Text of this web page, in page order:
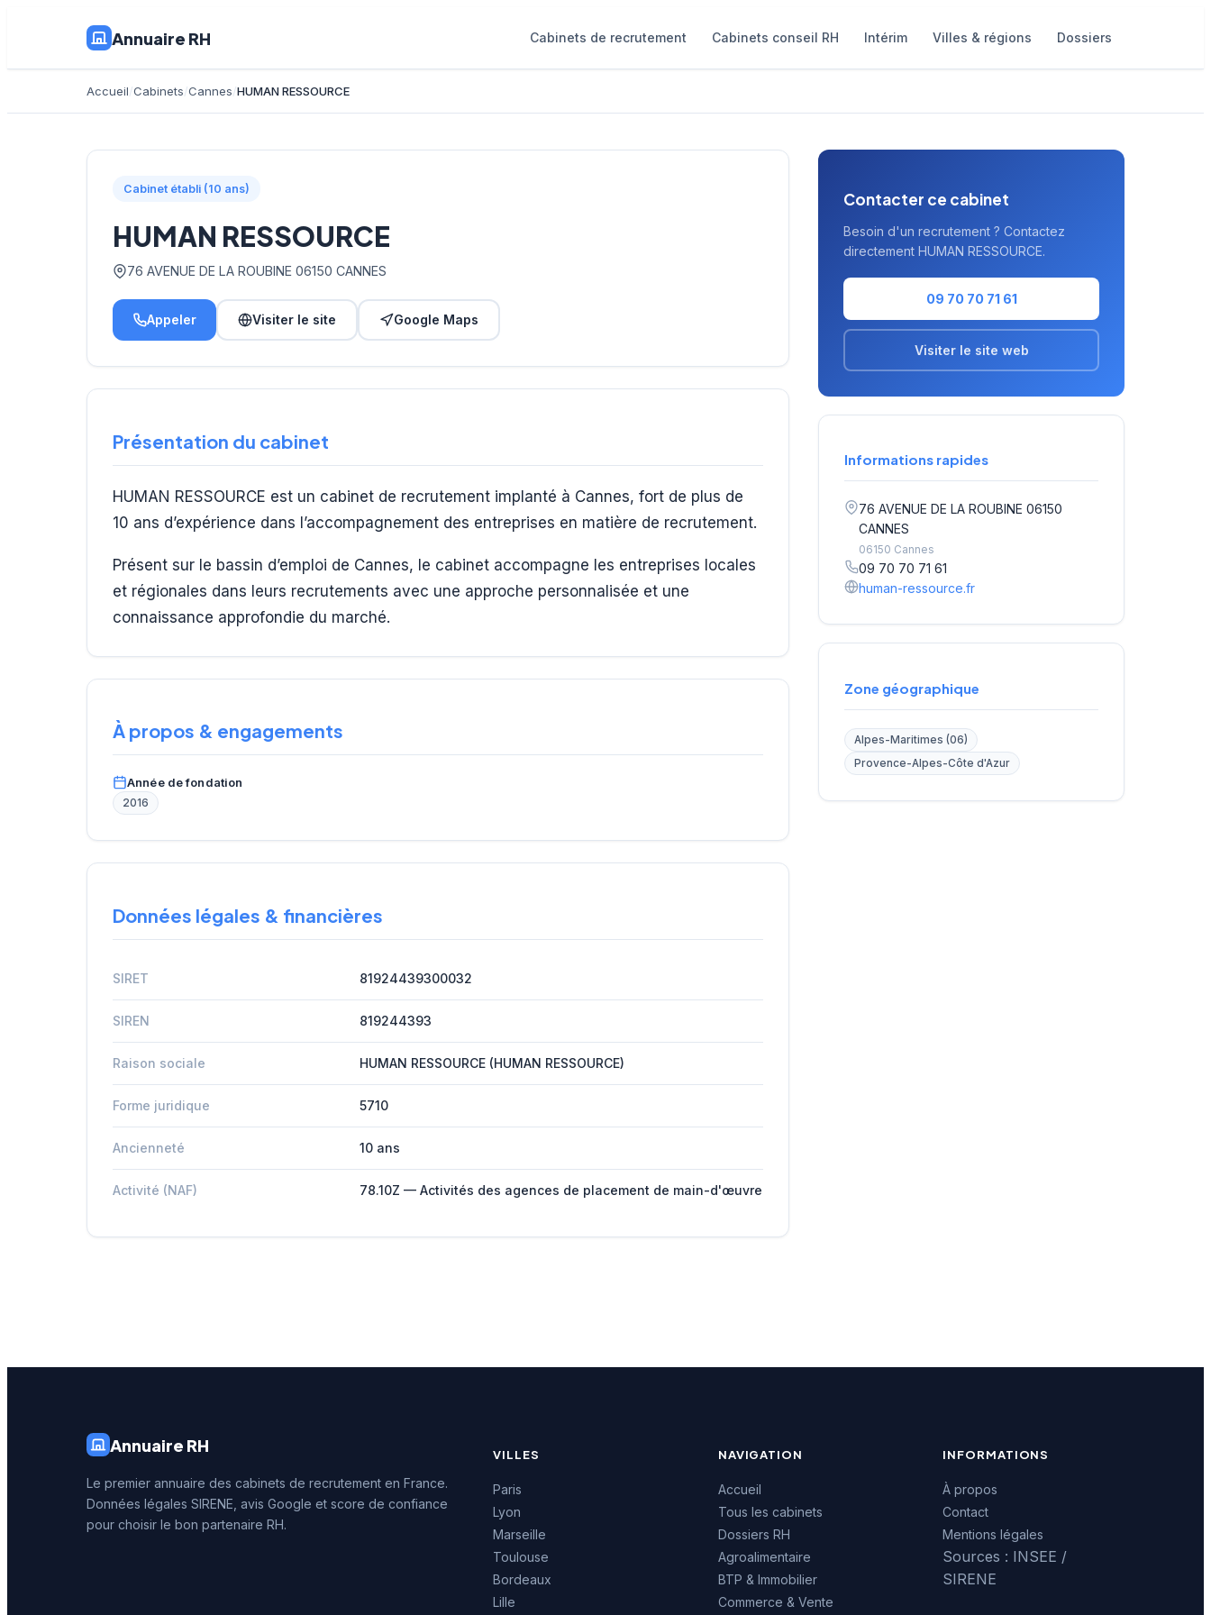
Annuaire RH Cabinets de recrutement Cabinets conseil RH Intérim Villes & régions Dossiers
Accueil Cabinets Cannes HUMAN RESSOURCE
Cabinet établi (10 ans)
HUMAN RESSOURCE
76 AVENUE DE LA ROUBINE 06150 CANNES
Appeler Visiter le site Google Maps
Présentation du cabinet
HUMAN RESSOURCE est un cabinet de recrutement implanté à Cannes, fort de plus de
10 ans d’expérience dans l’accompagnement des entreprises en matière de recrutement.
Présent sur le bassin d’emploi de Cannes, le cabinet accompagne les entreprises locales
et régionales dans leurs recrutements avec une approche personnalisée et une
connaissance approfondie du marché.
À propos & engagements
Année de fondation
2016
Données légales & financières
SIRET 81924439300032
SIREN 819244393
Raison sociale HUMAN RESSOURCE (HUMAN RESSOURCE)
Forme juridique 5710
Ancienneté 10 ans
Activité (NAF) 78.10Z — Activités des agences de placement de main-d'œuvre
Contacter ce cabinet
Besoin d'un recrutement ? Contactez
directement HUMAN RESSOURCE.
09 70 70 71 61
Visiter le site web
Informations rapides
76 AVENUE DE LA ROUBINE 06150
CANNES
06150 Cannes
09 70 70 71 61
human-ressource.fr
Zone géographique
Alpes-Maritimes (06)
Provence-Alpes-Côte d'Azur
Annuaire RH
Le premier annuaire des cabinets de recrutement en France.
Données légales SIRENE, avis Google et score de confiance
pour choisir le bon partenaire RH.
VILLES
Paris
Lyon
Marseille
Toulouse
Bordeaux
Lille
NAVIGATION
Accueil
Tous les cabinets
Dossiers RH
Agroalimentaire
BTP & Immobilier
Commerce & Vente
INFORMATIONS
À propos
Contact
Mentions légales
Sources : INSEE /
SIRENE